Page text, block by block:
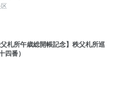
札所午歳総開帳記念】秩父札所巡
四番）